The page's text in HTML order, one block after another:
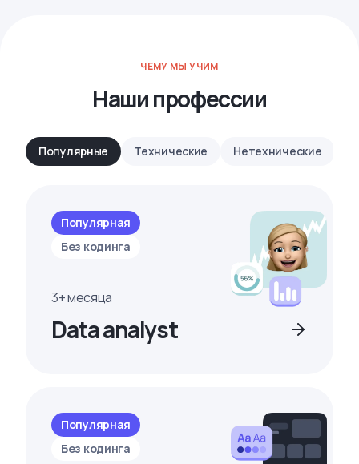
ЧЕМУ МЫ УЧИМ
Наши профессии
Популярные Технические Нетехнические
Популярная
Без кодинга
3+ месяца
Data analyst
Популярная
Без кодинга